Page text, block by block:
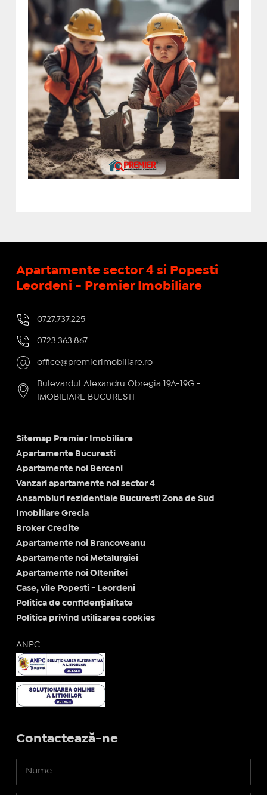
Apartamente sector 4 si Popesti
Leordeni - Premier Imobiliare
0727.737.225
0723.363.867
office@premierimobiliare.ro
Bulevardul Alexandru Obregia 19A-19G -
IMOBILIARE BUCURESTI
Sitemap Premier Imobiliare
Apartamente Bucuresti
Apartamente noi Berceni
Vanzari apartamente noi sector 4
Ansambluri rezidentiale Bucuresti Zona de Sud
Imobiliare Grecia
Broker Credite
Apartamente noi Brancoveanu
Apartamente noi Metalurgiei
Apartamente noi Oltenitei
Case, vile Popesti - Leordeni
Politica de confidențialitate
Politica privind utilizarea cookies
ANPC
Contactează-ne